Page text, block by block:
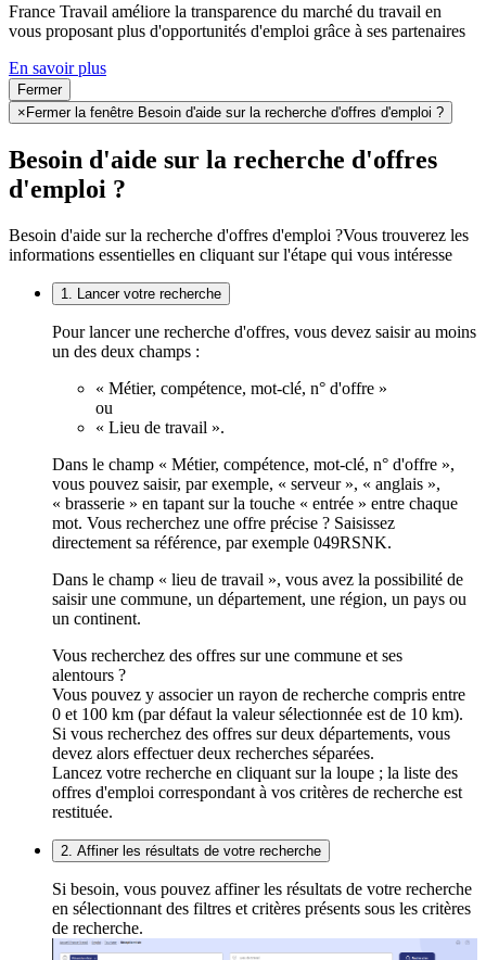
France Travail améliore la transparence du marché du travail en
vous proposant plus d'opportunités d'emploi grâce à ses partenaires
En savoir plus
Fermer
×Fermer la fenêtre Besoin d'aide sur la recherche d'offres d'emploi ?
Besoin d'aide sur la recherche d'offres
d'emploi ?
Besoin d'aide sur la recherche d'offres d'emploi ?Vous trouverez les
informations essentielles en cliquant sur l'étape qui vous intéresse
1. Lancer votre recherche
Pour lancer une recherche d'offres, vous devez saisir au moins
un des deux champs :
« Métier, compétence, mot-clé, n° d'offre »
ou
« Lieu de travail ».
Dans le champ « Métier, compétence, mot-clé, n° d'offre »,
vous pouvez saisir, par exemple, « serveur », « anglais »,
« brasserie » en tapant sur la touche « entrée » entre chaque
mot. Vous recherchez une offre précise ? Saisissez
directement sa référence, par exemple 049RSNK.
Dans le champ « lieu de travail », vous avez la possibilité de
saisir une commune, un département, une région, un pays ou
un continent.
Vous recherchez des offres sur une commune et ses
alentours ?
Vous pouvez y associer un rayon de recherche compris entre
0 et 100 km (par défaut la valeur sélectionnée est de 10 km).
Si vous recherchez des offres sur deux départements, vous
devez alors effectuer deux recherches séparées.
Lancez votre recherche en cliquant sur la loupe ; la liste des
offres d'emploi correspondant à vos critères de recherche est
restituée.
2. Affiner les résultats de votre recherche
Si besoin, vous pouvez affiner les résultats de votre recherche
en sélectionnant des filtres et critères présents sous les critères
de recherche.